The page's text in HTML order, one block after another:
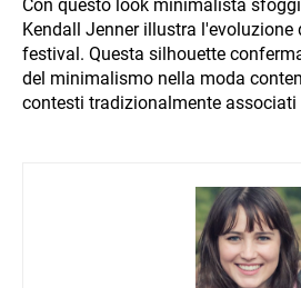
Con questo look minimalista
Kendall Jenner illustra
festival. Questa silhouette
del minimalismo nella moda
contesti tradizionalmente